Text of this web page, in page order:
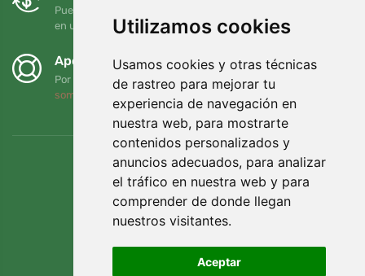
Utilizamos cookies
Usamos cookies y otras técnicas
de rastreo para mejorar tu
experiencia de navegación en
nuestra web, para mostrarte
contenidos personalizados y
anuncios adecuados, para analizar
el tráfico en nuestra web y para
comprender de donde llegan
nuestros visitantes.
Aceptar
Puede devolver o cambiar su pedido en cualquier momento
en un plazo de 90 días
Apoyamos a Trees.org
Por cada pedido plantamos un árbol. Leer más
somos